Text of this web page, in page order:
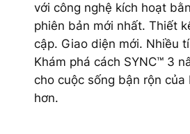
với công nghệ kích hoạt
phiên bản mới nhất. Thiết
cập. Giao diện mới. Nhiều
Khám phá cách SYNC™ 3
cho cuộc sống bận rộn
hơn.